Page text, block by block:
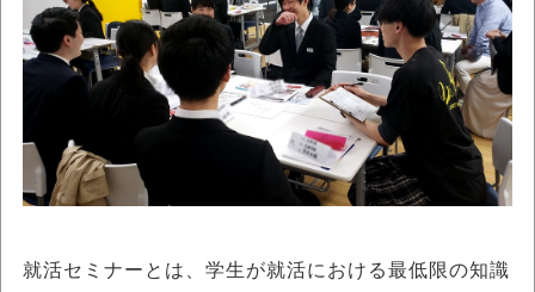
就活セミナーとは、学生が就活における最低限の知識